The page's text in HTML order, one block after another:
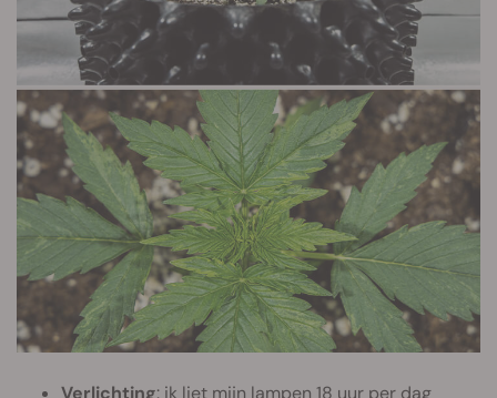
Verlichting: ik liet mijn lampen 18 uur per dag